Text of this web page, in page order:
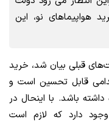
هواپیماهای نو، این
قبلی بیان شد، خرید
قابل تحسین است و
داشته باشد. با اینحال در
وجود دارد که لازم است